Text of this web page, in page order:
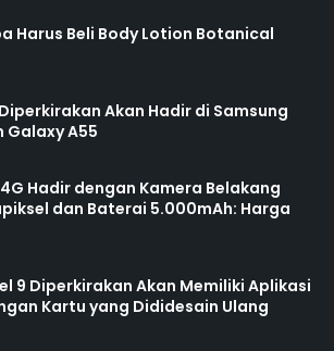
Harus Beli Body Lotion Botanical
Akan Hadir di Samsung
Galaxy A55
Hadir dengan Kamera Belakang
dan Baterai 5.000mAh: Harga
9 Diperkirakan Akan Memiliki Aplikasi
Kartu yang Dididesain Ulang